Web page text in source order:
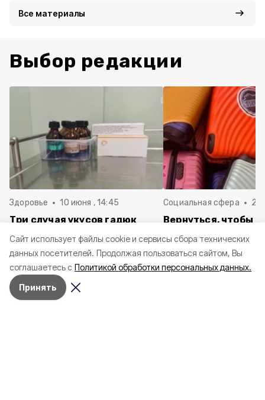
Cайт использует файлы cookie и сервисы сбора технических
данных посетителей. Продолжая пользоваться сайтом, Вы
соглашаетесь с Политикой обработки персональных данных.
Принять
Все материалы
Выбор редакции
Здоровье 10 июня , 14:45
Три случая укусов гадюк
Белгородской области с
начала года
Социальная сфера 20
Вернуться, чтобы
в Белгородскую
пять лет